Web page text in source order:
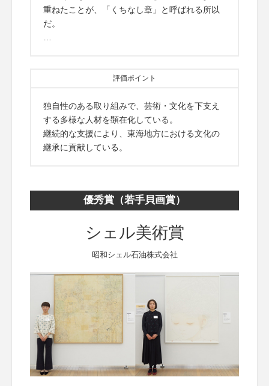
重ねたことが、「くちなし章」と呼ばれる所以
だ。
評価ポイント
独自性のある取り組みで、芸術・文化を下支え
する多様な人材を顕在化している。
継続的な支援により、東海地方における文化の
継承に貢献している。
優秀賞（若手貝画賞）
シェル美術賞
昭和シェル石油株式会社